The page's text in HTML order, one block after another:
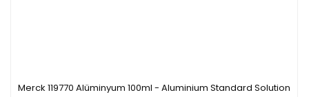
Merck 119770 Alüminyum 100ml - Aluminium Standard Solution